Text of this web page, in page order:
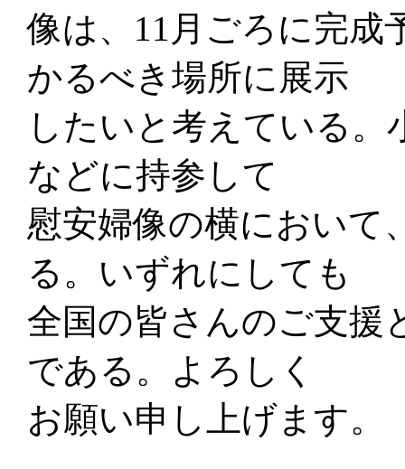
像は、11月ごろに完成
かるべき場所に展示
したいと考えている
などに持参して
慰安婦像の横において
る。いずれにしても
全国の皆さんのご支援
である。よろしく
お願い申し上げます。